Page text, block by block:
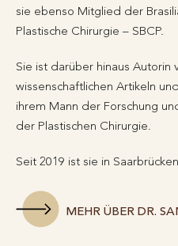
sie ebenso Mitglied der
Plastische Chirurgie – SBCP.
Sie ist darüber hinaus Autorin
wissenschaftlichen Artikeln
ihrem Mann der Forschung
der Plastischen Chirurgie.
Seit 2019 ist sie in
MEHR ÜBER DR.